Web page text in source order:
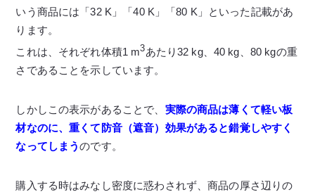
いう商品には「32 K」「40 K」「80 K」といった記載があ
ります。
これは、それぞれ体積1 m3あたり32 kg、40 kg、80 kgの重
さであることを示しています。
しかしこの表示があることで、 実際の商品は薄くて軽い板
材なのに、重くて防音（遮音）効果があると錯覚しやすく
なってしまうのです。
購入する時はみなし密度に惑わされず、商品の厚さ辺りの